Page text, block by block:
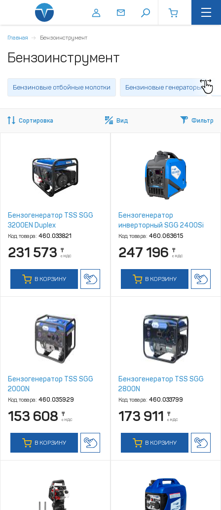
Главная Бензоинструмент
Бензоинструмент
Бензиновые отбойные молотки Бензиновые генераторы
Сортировка Вид Фильтр
Бензогенератор TSS SGG
3200EN Duplex
Код товара: 460.033821
231 573 ₸
с НДС
В КОРЗИНУ
Бензогенератор
инверторный SGG 2400Si
Код товара: 460.063615
247 196 ₸
с НДС
В КОРЗИНУ
Бензогенератор TSS SGG
2000N
Код товара: 460.035929
153 608 ₸
с НДС
В КОРЗИНУ
Бензогенератор TSS SGG
2800N
Код товара: 460.033799
173 911 ₸
с НДС
В КОРЗИНУ